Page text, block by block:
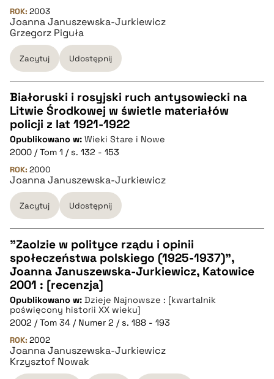
BIBTEX
pobierz cytat
ROK: 2003
Joanna Januszewska-Jurkiewicz
Grzegorz Piguła
Zacytuj Udostępnij
CZYSTY TEKST
pobierz cytat
BIBTEX
pobierz cytat
Białoruski i rosyjski ruch antysowiecki na
Litwie Środkowej w świetle materiałów
policji z lat 1921-1922
Opublikowano w: Wieki Stare i Nowe
2000 / Tom 1 / s. 132 - 153
ROK: 2000
Joanna Januszewska-Jurkiewicz
Zacytuj Udostępnij
CZYSTY TEKST
pobierz cytat
BIBTEX
pobierz cytat
"Zaolzie w polityce rządu i opinii
społeczeństwa polskiego (1925-1937)",
Joanna Januszewska-Jurkiewicz, Katowice
2001 : [recenzja]
Opublikowano w: Dzieje Najnowsze : [kwartalnik
poświęcony historii XX wieku]
2002 / Tom 34 / Numer 2 / s. 188 - 193
ROK: 2002
Joanna Januszewska-Jurkiewicz
Krzysztof Nowak